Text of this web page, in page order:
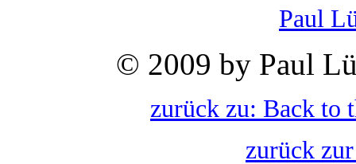
Paul
© 2009 by Paul
zurück zu: Back to
zurück